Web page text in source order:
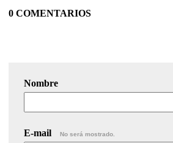
0 COMENTARIOS
Nombre
E-mail No será mostrado.